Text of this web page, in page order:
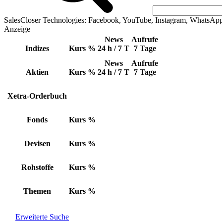
SalesCloser Technologies: Facebook, YouTube, Instagram,
Anzeige
Indizes Kurs %
News
24 h / 7 T
Aufrufe
7 Tage
Aktien Kurs %
News
24 h / 7 T
Aufrufe
7 Tage
Xetra-Orderbuch
Fonds Kurs %
Devisen Kurs %
Rohstoffe Kurs %
Themen Kurs %
Erweiterte Suche